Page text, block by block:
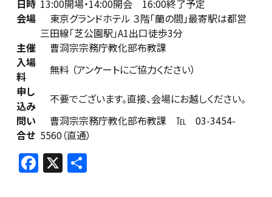
日時 13:00開場・14:00開会 16:00終了予定
会場
東京グランドホテル ３階「蘭の間」最寄駅は都営
三田線「芝公園駅」A1出口徒歩3分
主催
曹洞宗宗務庁教化部布教課
入場
料
無料 （アンケートにご協力ください）
申し
込み
不要でございます。直接、会場にお越しください。
問い
合せ
曹洞宗宗務庁教化部布教課 ℡ 03-3454-
5560（直通）
F
a
X 共